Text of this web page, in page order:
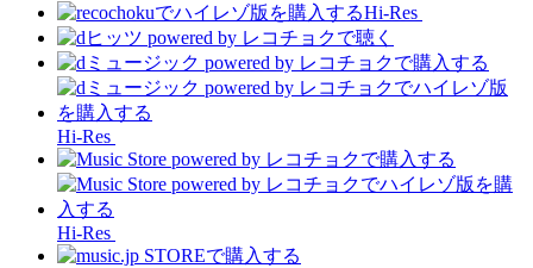
Hi-Res
Hi-Res
Hi-Res